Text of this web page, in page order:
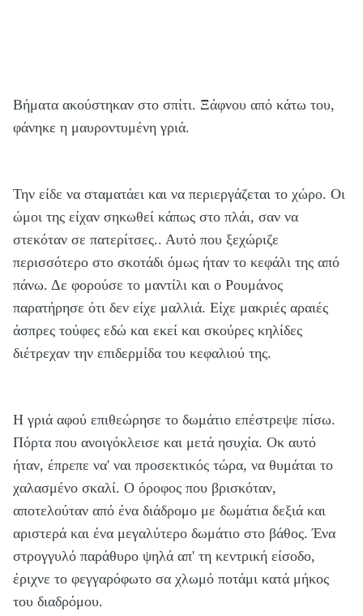
Βήματα ακούστηκαν στο σπίτι. Ξάφνου από κάτω του,
φάνηκε η μαυροντυμένη γριά.
Την είδε να σταματάει και να περιεργάζεται το χώρο. Οι
ώμοι της είχαν σηκωθεί κάπως στο πλάι, σαν να
στεκόταν σε πατερίτσες.. Αυτό που ξεχώριζε
περισσότερο στο σκοτάδι όμως ήταν το κεφάλι της από
πάνω. Δε φορούσε το μαντίλι και ο Ρουμάνος
παρατήρησε ότι δεν είχε μαλλιά. Είχε μακριές αραιές
άσπρες τούφες εδώ και εκεί και σκούρες κηλίδες
διέτρεχαν την επιδερμίδα του κεφαλιού της.
Η γριά αφού επιθεώρησε το δωμάτιο επέστρεψε πίσω.
Πόρτα που ανοιγόκλεισε και μετά ησυχία. Οκ αυτό
ήταν, έπρεπε να' ναι προσεκτικός τώρα, να θυμάται το
χαλασμένο σκαλί. Ο όροφος που βρισκόταν,
αποτελούταν από ένα διάδρομο με δωμάτια δεξιά και
αριστερά και ένα μεγαλύτερο δωμάτιο στο βάθος. Ένα
στρογγυλό παράθυρο ψηλά απ' τη κεντρική είσοδο,
έριχνε το φεγγαρόφωτο σα χλωμό ποτάμι κατά μήκος
του διαδρόμου.